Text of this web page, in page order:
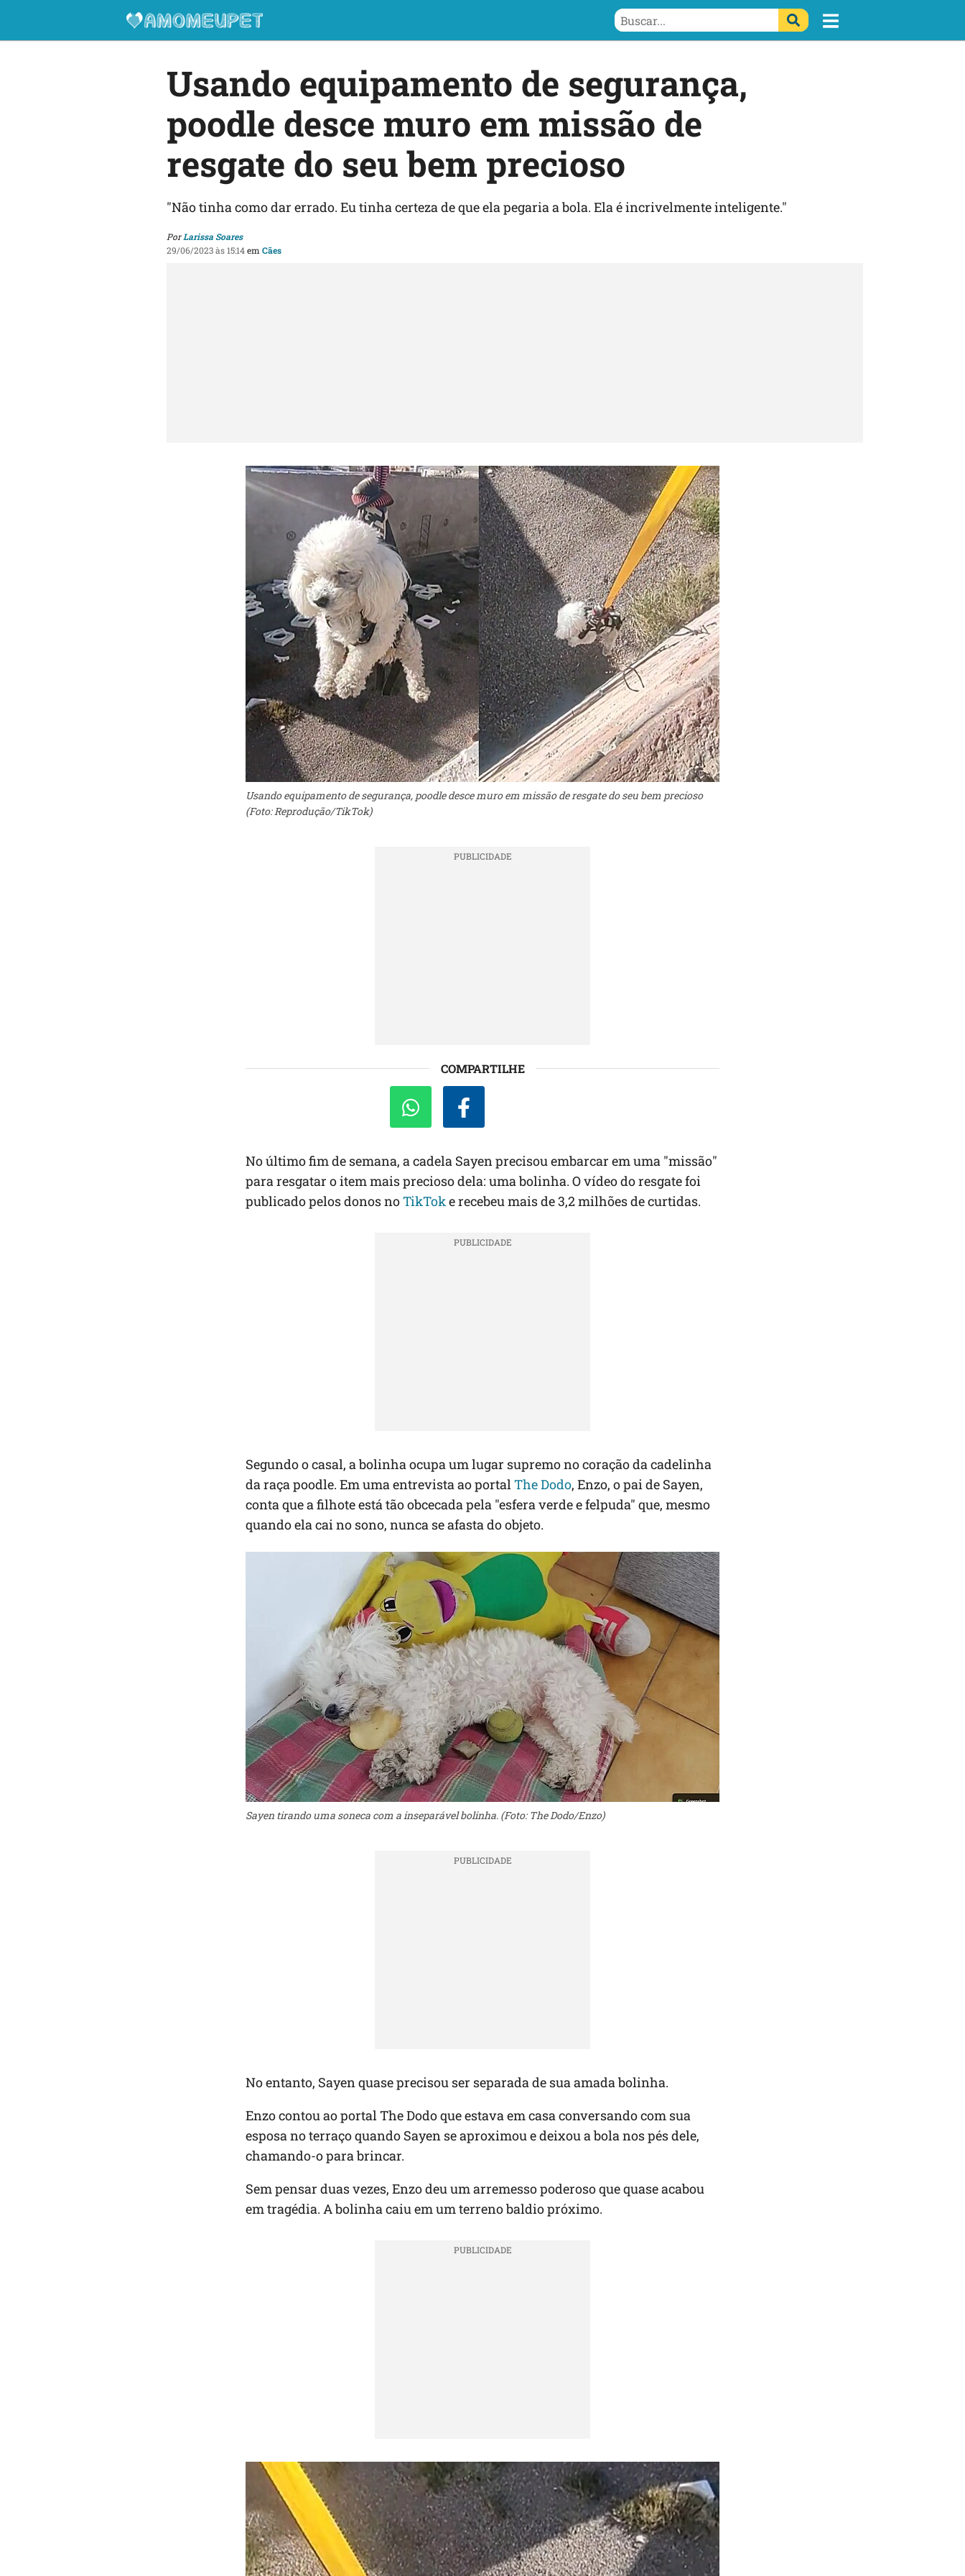
Usando equipamento de segurança,
poodle desce muro em missão de
resgate do seu bem precioso
"Não tinha como dar errado. Eu tinha certeza de que ela pegaria a bola. Ela é incrivelmente inteligente."
PorLarissa Soares
29/06/2023 às 15:14em Cães
Usando equipamento de segurança, poodle desce muro em missão de resgate do seu bem precioso
(Foto: Reprodução/TikTok)
COMPARTILHE
No último fim de semana, a cadela Sayen precisou embarcar em uma "missão"
para resgatar o item mais precioso dela: uma bolinha. O vídeo do resgate foi
publicado pelos donos noTikToke recebeu mais de 3,2 milhões de curtidas.
Segundo o casal, a bolinha ocupa um lugar supremo no coração da cadelinha
da raça poodle. Em uma entrevista ao portalThe Dodo, Enzo, o pai de Sayen,
conta que a filhote está tão obcecada pela "esfera verde e felpuda" que, mesmo
quando ela cai no sono, nunca se afasta do objeto.
Sayen tirando uma soneca com a inseparável bolinha. (Foto: The Dodo/Enzo)
No entanto, Sayen quase precisou ser separada de sua amada bolinha.
Enzo contou ao portal The Dodo que estava em casa conversando com sua
esposa no terraço quando Sayen se aproximou e deixou a bola nos pés dele,
chamando-o para brincar.
Sem pensar duas vezes, Enzo deu um arremesso poderoso que quase acabou
em tragédia. A bolinha caiu em um terreno baldio próximo.